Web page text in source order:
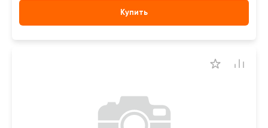
Купить